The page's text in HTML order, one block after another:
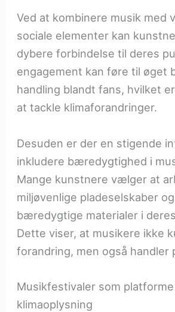
Ved at kombinere musik med
sociale elementer kan
dybere forbindelse til deres
engagement kan føre til øget
handling blandt fans, hvilket
at tackle klimaforandringer.
Desuden er der en stigende
inkludere bæredygtighed i
Mange kunstnere vælger at
miljøvenlige pladeselskaber
bæredygtige materialer i
Dette viser, at musikere ikke
forandring, men også handler
Musikfestivaler som
klimaoplysning